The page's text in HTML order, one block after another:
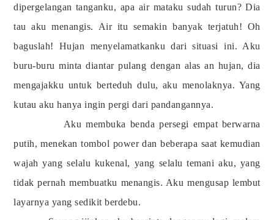
dipergelangan tanganku, apa air mataku sudah turun? Dia
tau aku menangis. Air itu semakin banyak terjatuh! Oh
baguslah! Hujan menyelamatkanku dari situasi ini. Aku
buru-buru minta diantar pulang dengan alas an hujan, dia
mengajakku untuk berteduh dulu, aku menolaknya. Yang
kutau aku hanya ingin pergi dari pandangannya.
Aku membuka benda persegi empat berwarna
putih, menekan tombol power dan beberapa saat kemudian
wajah yang selalu kukenal, yang selalu temani aku, yang
tidak pernah membuatku menangis. Aku mengusap lembut
layarnya yang sedikit berdebu.